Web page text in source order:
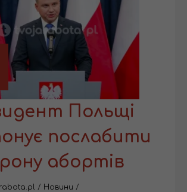
Польщі
послабити
абортів
/ Новини /